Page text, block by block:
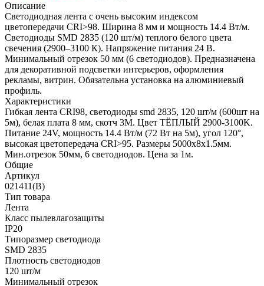
Описание
Светодиодная лента с очень высоким индексом
цветопередачи CRI>98. Ширина 8 мм и мощность 14.4 Вт/м.
Светодиоды SMD 2835 (120 шт/м) теплого белого цвета
свечения (2900–3100 К). Напряжение питания 24 В.
Минимальный отрезок 50 мм (6 светодиодов). Предназначена
для декоративной подсветки интерьеров, оформления
рекламы, витрин. Обязательна установка на алюминиевый
профиль.
Характеристики
Гибкая лента CRI98, светодиоды smd 2835, 120 шт/м (600шт на
5м), белая плата 8 мм, скотч 3М. Цвет ТЁПЛЫЙ 2900-3100K.
Питание 24V, мощность 14.4 Вт/м (72 Вт на 5м), угол 120°,
высокая цветопередача CRI>95. Размеры 5000х8x1.5мм.
Мин.отрезок 50мм, 6 светодиодов. Цена за 1м.
Общие
Артикул
021411(B)
Тип товара
Лента
Класс пылевлагозащиты
IP20
Типоразмер светодиода
SMD 2835
Плотность светодиодов
120 шт/м
Минимальный отрезок